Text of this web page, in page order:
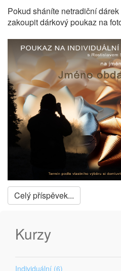
Pokud sháníte netradiční
zakoupit dárkový poukaz na
Celý příspěvek...
Kurzy
Individuální (6)